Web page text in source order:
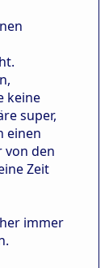
keine
super,
einen
von den
Zeit
immer